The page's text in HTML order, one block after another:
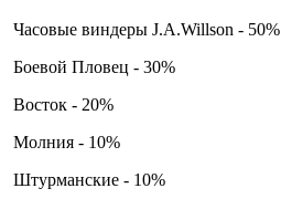
Часовые виндеры J.A.Willson - 50%
Боевой Пловец - 30%
Восток - 20%
Молния - 10%
Штурманские - 10%